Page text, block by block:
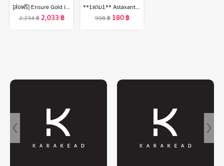
[ส่งฟรี] Ensure Gold เอนชัวร์ โกลด์ กลิ่นธัญพืช 800g 2 กระป๋อง Ensure Gold Wheat 800g x2
2,234฿2,033 ฿
**1แถม1** Astaxanthin 6 mg. INZENT แอสต้าแซนทีน สาหร่ายแดง ต้านอนุมูลแอสตาแซนธิน (30 แคปซูล)
998฿ 180฿